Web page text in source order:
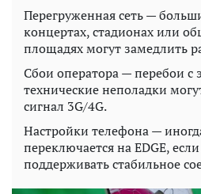
Перегруженная сеть —
концертах, стадионах или
площадях могут замедлить
Сбои оператора — перебои с
технические неполадки
сигнал 3G/4G.
Настройки телефона —
переключается на EDGE,
поддерживать стабильное